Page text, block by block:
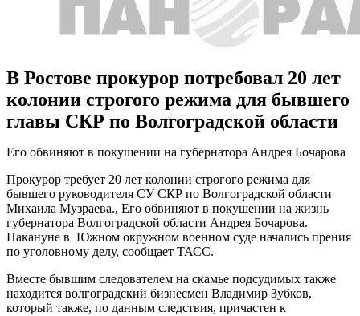
В Ростове прокурор потребовал 20 лет
колонии строгого режима для бывшего
главы СКР по Волгоградской области
Его обвиняют в покушении на губернатора Андрея Бочарова
Прокурор требует 20 лет колонии строгого режима для
бывшего руководителя СУ СКР по Волгоградской области
Михаила Музраева., Его обвиняют в покушении на жизнь
губернатора Волгоградской области Андрея Бочарова.
Накануне в Южном окружном военном суде начались прения
по уголовному делу, сообщает ТАСС.
Вместе бывшим следователем на скамье подсудимых также
находится волгоградский бизнесмен Владимир Зубков,
который также, по данным следствия, причастен к